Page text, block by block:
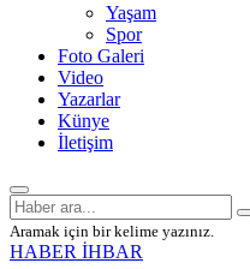
Yaşam
Spor
Foto Galeri
Video
Yazarlar
Künye
İletişim
Aramak için bir kelime yazınız.
HABER İHBAR